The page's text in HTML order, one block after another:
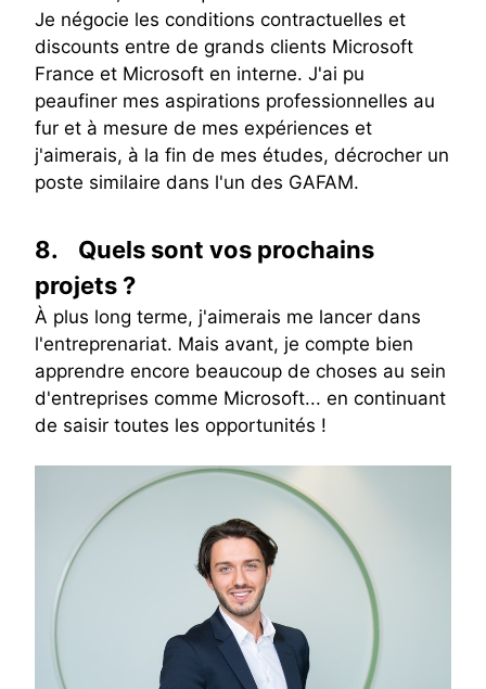
Je négocie les conditions contractuelles et
discounts entre de grands clients Microsoft
France et Microsoft en interne. J'ai pu
peaufiner mes aspirations professionnelles au
fur et à mesure de mes expériences et
j'aimerais, à la fin de mes études, décrocher un
poste similaire dans l'un des GAFAM.
8.
Quels sont vos prochains
projets ?
À plus long terme, j'aimerais me lancer dans
l'entreprenariat. Mais avant, je compte bien
apprendre encore beaucoup de choses au sein
d'entreprises comme Microsoft... en continuant
de saisir toutes les opportunités !